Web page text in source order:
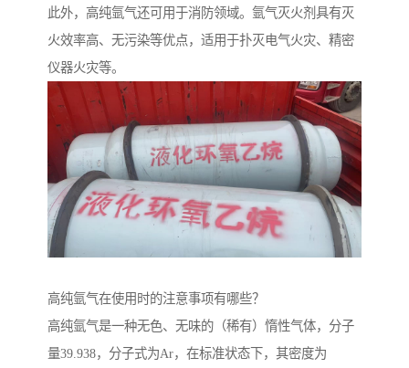
此外，高纯氩气还可用于消防领域。氩气灭火剂具有灭
火效率高、无污染等优点，适用于扑灭电气火灾、精密
仪器火灾等。
高纯氩气在使用时的注意事项有哪些？
高纯氩气是一种无色、无味的（稀有）惰性气体，分子
量39.938，分子式为Ar，在标准状态下，其密度为